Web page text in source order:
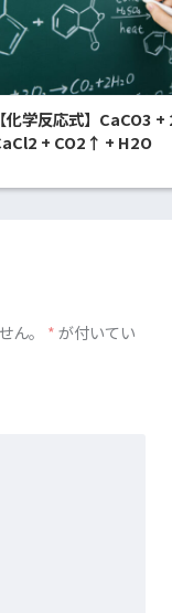
【化学反応式】CaCO3
+ CO2↑ + H2O
ん。 *が付いてい